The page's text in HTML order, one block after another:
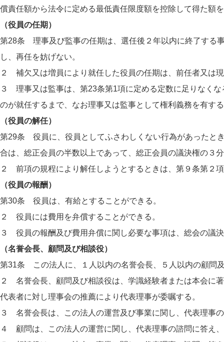
償責任額から法令に定める最低責任限度額を控除して得た額
（役員の任期）
第28条 理事及び監事の任期は、選任後２年以内に終了する
し、再任を妨げない。
２ 補欠又は増員により就任した役員の任期は、前任者又は
３ 理事又は監事は、第23条第1項に定める定数に足りなく
のが就任するまで、なお理事又は監事として権利義務を有す
（役員の解任）
第29条 役員に、役員としてふさわしくない行為があったと
合は、総正会員の半数以上であって、総正会員の議決権の３
２ 前項の規程により解任しようとするときは、第９条第２
（役員の報酬）
第30条 役員は、有給とすることができる。
２ 役員には費用を弁償することができる。
３ 役員の報酬及び費用弁償に関し必要な事項は、総会の議
（名誉会長、顧問及び相談役）
第31条 この法人に、１人以内の名誉会長、５人以内の顧問
２ 名誉会長、顧問及び相談役は、学識経験者または本会に
代表者に対し理事会の推薦により代表理事が委嘱する。
３ 名誉会長は、この法人の運営及び事業に関し、代表理事
４ 顧問は、この法人の運営に関し、代表理事の諮問に答え